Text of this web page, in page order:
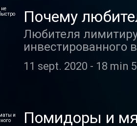
неазартная
не играл. Counter-
зависимости – это
Почему
Любителя
инвестированного
11 sept. 2020 - 18 min
Помидоры и